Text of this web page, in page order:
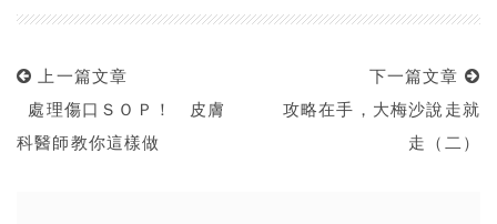
上一篇文章
處理傷口ＳＯＰ！ 皮膚
科醫師教你這樣做
下一篇文章
攻略在手，大梅沙說走就
走（二）